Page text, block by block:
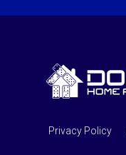
Privacy Policy